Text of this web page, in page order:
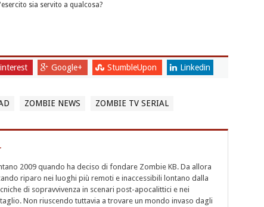
sia servito a qualcosa?
Google+ StumbleUpon Linkedin
ZOMBIE NEWS ZOMBIE TV SERIAL
2009 quando ha deciso di fondare Zombie KB. Da allora
riparo nei luoghi più remoti e inaccessibili lontano dalla
di sopravvivenza in scenari post-apocalittici e nei
Non riuscendo tuttavia a trovare un mondo invaso dagli